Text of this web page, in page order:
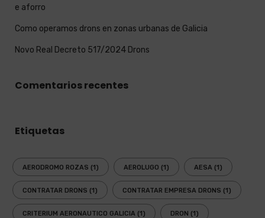
e aforro
Como operamos drons en zonas urbanas de Galicia
Novo Real Decreto 517/2024 Drons
Comentarios recentes
Etiquetas
AERODROMO ROZAS (1) AEROLUGO (1) AESA (1)
CONTRATAR DRONS (1) CONTRATAR EMPRESA DRONS (1)
CRITERIUM AERONAUTICO GALICIA (1) DRON (1)